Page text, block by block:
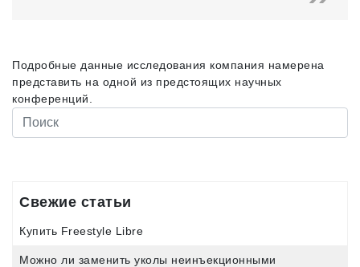
Подробные данные исследования компания намерена
представить на одной из предстоящих научных
конференций.
Свежие статьи
Купить Freestyle Libre
Можно ли заменить уколы неинъекционными